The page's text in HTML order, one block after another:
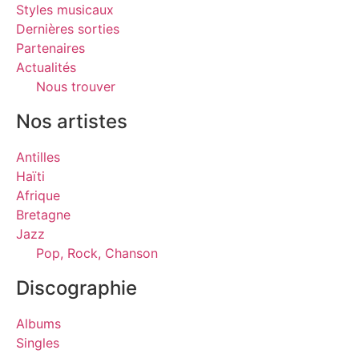
Styles musicaux
Dernières sorties
Partenaires
Actualités
Nous trouver
Nos artistes
Antilles
Haïti
Afrique
Bretagne
Jazz
Pop, Rock, Chanson
Discographie
Albums
Singles